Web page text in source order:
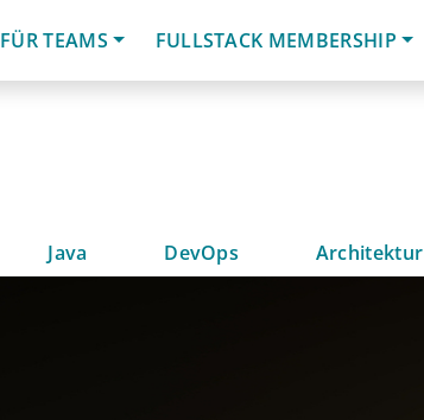
FÜR TEAMS
FULLSTACK MEMBERSHIP
Java DevOps Architektur